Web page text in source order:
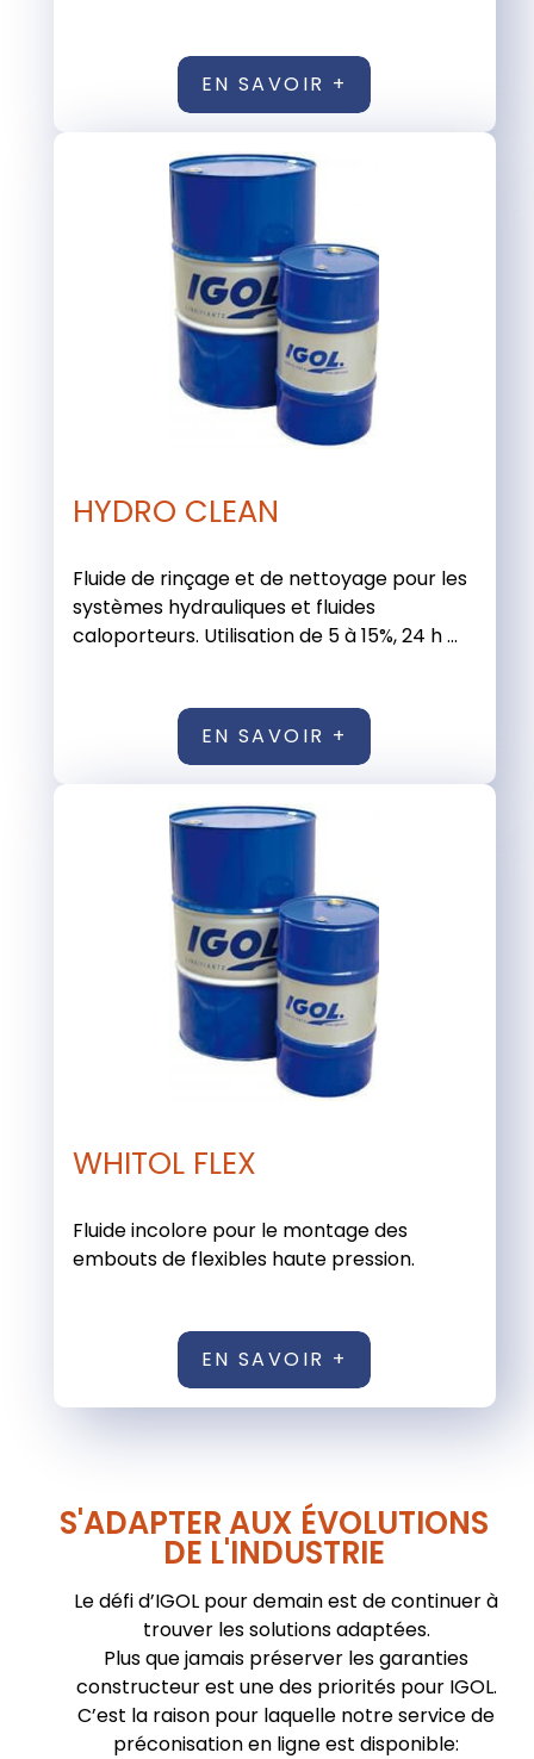
EN SAVOIR +
HYDRO CLEAN
Fluide de rinçage et de nettoyage pour les
systèmes hydrauliques et fluides
caloporteurs. Utilisation de 5 à 15%, 24 h ...
EN SAVOIR +
WHITOL FLEX
Fluide incolore pour le montage des
embouts de flexibles haute pression.
EN SAVOIR +
S'ADAPTER AUX ÉVOLUTIONS
DE L'INDUSTRIE
Le défi d’IGOL pour demain est de continuer à
trouver les solutions adaptées.
Plus que jamais préserver les garanties
constructeur est une des priorités pour IGOL.
C’est la raison pour laquelle notre service de
préconisation en ligne est disponible: